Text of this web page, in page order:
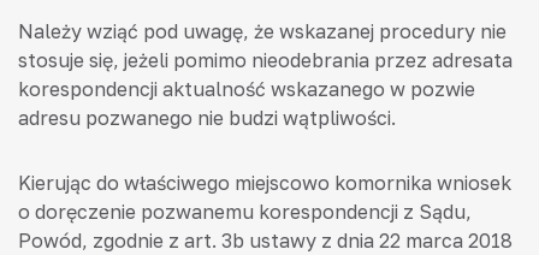
Należy wziąć pod uwagę, że wskazanej procedury nie
stosuje się, jeżeli pomimo nieodebrania przez adresata
korespondencji aktualność wskazanego w pozwie
adresu pozwanego nie budzi wątpliwości.
Kierując do właściwego miejscowo komornika wniosek
o doręczenie pozwanemu korespondencji z Sądu,
Powód, zgodnie z art. 3b ustawy z dnia 22 marca 2018